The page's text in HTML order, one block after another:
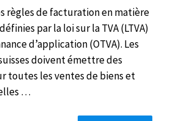
règles de facturation en matière
par la loi sur la TVA (LTVA)
d’application (OTVA). Les
doivent émettre des
toutes les ventes de biens et
…